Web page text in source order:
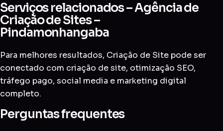
Serviços relacionados – Agência de
Criação de Sites –
Pindamonhangaba
Para melhores resultados, Criação de Site pode ser
conectado com criação de site, otimização SEO,
tráfego pago, social media e marketing digital
completo.
Perguntas frequentes